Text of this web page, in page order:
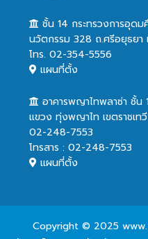
ชั้น 14 กระทรวงการอุด
นวัตกรรม 328 ถ.ศรีอยุธยา
โทร. 02-354-5556
แผนที่ตั้ง
อาคารพญาไทพลาซ่า ชั้
แขวง ทุ่งพญาไท เขตราชเท
02-248-7553
โทรสาร : 02-248-7553
แผนที่ตั้ง
Copyright © 2025